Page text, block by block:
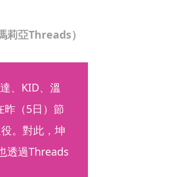
莉亞Threads）
、KID、溫
昨（5日）節
。對此，坤
透過Threads